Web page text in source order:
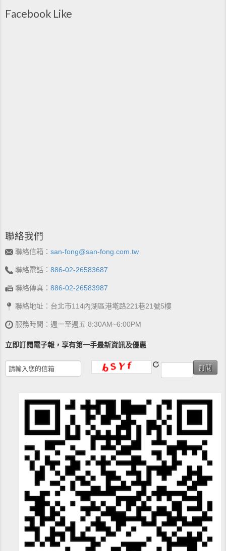
Facebook Like
聯絡我們
聯絡信箱： san-fong@san-fong.com.tw
聯絡電話： 886-02-26583687
聯絡傳真： 886-02-26583987
聯絡地址：台北市114內湖區港墘路221巷21號5樓
服務時間：週一至週五 8:30AM~6:00PM
立即訂閱電子報，享有第一手最新資訊及優惠